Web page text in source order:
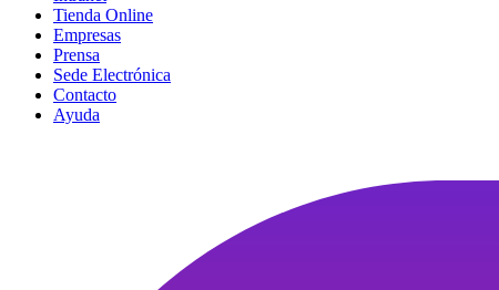
Tienda Online
Empresas
Prensa
Sede Electrónica
Contacto
Ayuda